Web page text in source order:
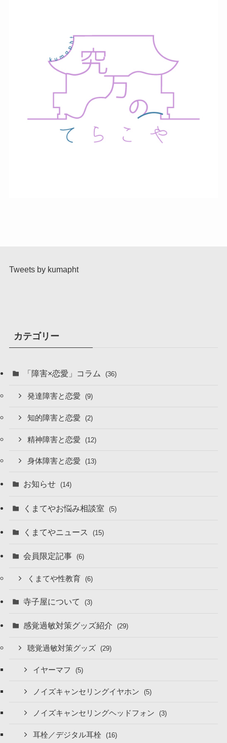
Tweets by kumapht
カテゴリー
「障害×恋愛」コラム (36)
発達障害と恋愛 (9)
知的障害と恋愛 (2)
精神障害と恋愛 (12)
身体障害と恋愛 (13)
お知らせ (14)
くまてやお悩み相談室 (5)
くまてやニュース (15)
会員限定記事 (6)
くまてや性教育 (6)
寺子屋について (3)
感覚過敏対策グッズ紹介 (29)
聴覚過敏対策グッズ (29)
イヤーマフ (5)
ノイズキャンセリングイヤホン (5)
ノイズキャンセリングヘッドフォン (3)
耳栓／デジタル耳栓 (16)